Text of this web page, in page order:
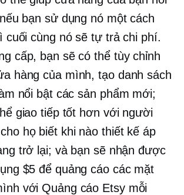
bạn sử dụng nó một cách
cuối cùng nó sẽ tự trả chi phí.
cấp, bạn sẽ có thể tùy chỉnh
hàng của mình, tạo danh sách
nổi bật các sản phẩm mới;
giao tiếp tốt hơn với người
họ biết khi nào thiết kế áp
trở lại; và bạn sẽ nhận được
$5 để quảng cáo các mặt
với Quảng cáo Etsy mỗi